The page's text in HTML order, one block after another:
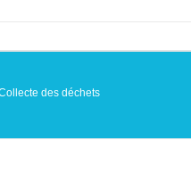
des déchets